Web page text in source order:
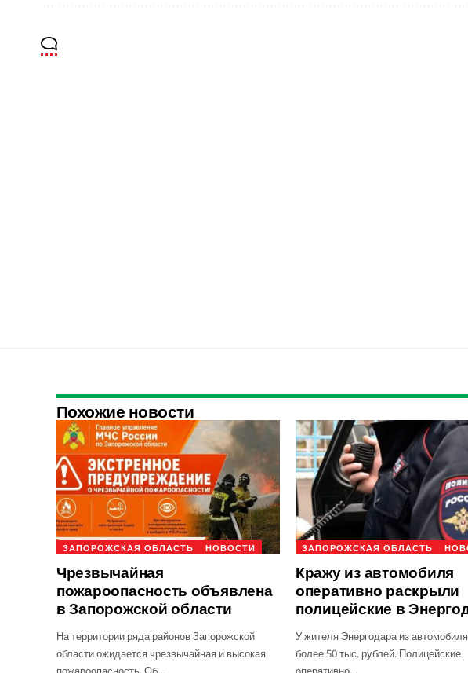
Похожие новости
ЗАПОРОЖСКАЯ ОБЛАСТЬ НОВОСТИ
Чрезвычайная
пожароопасность объявлена
в Запорожской области
На территории ряда районов Запорожской
области ожидается чрезвычайная и высокая
ЗАПОРОЖСКАЯ ОБЛАСТЬ
Кражу из автомобиля
оперативно раскрыли
полицейские в
У жителя Энергодара из
более 50 тыс. рублей. Полицейские